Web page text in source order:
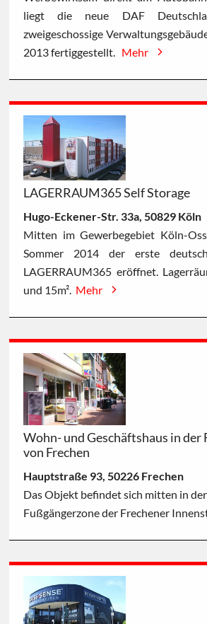
liegt die neue DAF
zweigeschossige
2013 fertiggestellt. Mehr
LAGERRAUM365 Self Storage
Hugo-Eckener-Str. 33a, 50829 Köln
Mitten im Gewerbegebiet Köln-
Sommer 2014 der erste
LAGERRAUM365 eröffnet.
und 15m². Mehr
Wohn- und Geschäftshaus in der
von Frechen
Hauptstraße 93, 50226 Frechen
Das Objekt befindet sich mitten in
Fußgängerzone der Frechener